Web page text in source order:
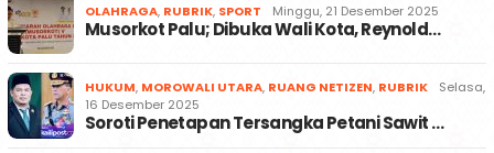
OLAHRAGA, RUBRIK, SPORT Minggu, 21 Desember 2025
Musorkot Palu; Dibuka Wali Kota, Reynold…
HUKUM, MOROWALI UTARA, RUANG NETIZEN, RUBRIK
Selasa,
16 Desember 2025
Soroti Penetapan Tersangka Petani Sawit …